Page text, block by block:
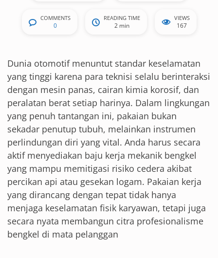
COMMENTS
0
READING TIME
2 min
VIEWS
167
Dunia otomotif menuntut standar keselamatan
yang tinggi karena para teknisi selalu berinteraksi
dengan mesin panas, cairan kimia korosif, dan
peralatan berat setiap harinya. Dalam lingkungan
yang penuh tantangan ini, pakaian bukan
sekadar penutup tubuh, melainkan instrumen
perlindungan diri yang vital. Anda harus secara
aktif menyediakan baju kerja mekanik bengkel
yang mampu memitigasi risiko cedera akibat
percikan api atau gesekan logam. Pakaian kerja
yang dirancang dengan tepat tidak hanya
menjaga keselamatan fisik karyawan, tetapi juga
secara nyata membangun citra profesionalisme
bengkel di mata pelanggan